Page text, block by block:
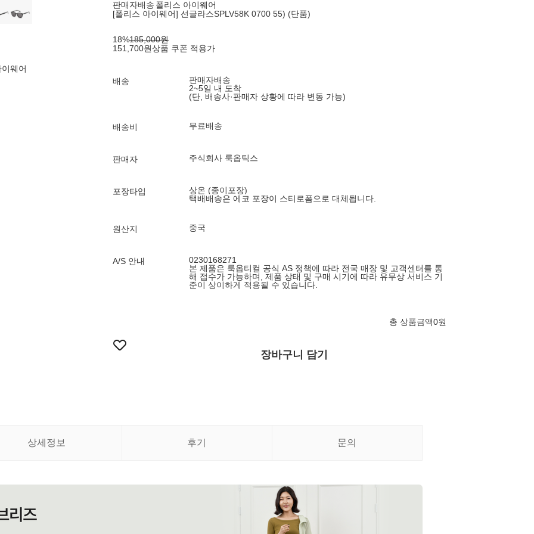
웨어
판매자배송 폴리스 아이웨어
[폴리스 아이웨어] 선글라스SPLV58K 0700 55) (단품)
18%185,000원
151,700원상품 쿠폰 적용가
배송
판매자배송
2~5일 내 도착
(단, 배송사·판매자 상황에 따라 변동 가능)
배송비 무료배송
판매자 주식회사 룩옵틱스
포장타입
상온 (종이포장)
택배배송은 에코 포장이 스티로폼으로 대체됩니다.
원산지 중국
A/S 안내
0230168271
본 제품은 룩옵티컬 공식 AS 정책에 따라 전국 매장 및 고객센터를 통
해 접수가 가능하며, 제품 상태 및 구매 시기에 따라 유무상 서비스 기
준이 상이하게 적용될 수 있습니다.
총 상품금액0원
장바구니 담기
상세정보 후기 문의